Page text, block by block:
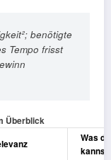
benötigte
Tempo frisst
Überblick
Was
kannst